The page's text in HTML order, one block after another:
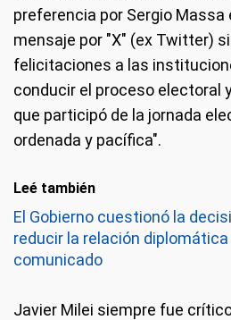
preferencia por Sergio Massa
mensaje por "X" (ex Twitter)
felicitaciones a las
conducir el proceso electoral
que participó de la jornada
ordenada y pacífica".
Leé también
El Gobierno cuestionó la
reducir la relación
comunicado
Javier Milei siempre fue